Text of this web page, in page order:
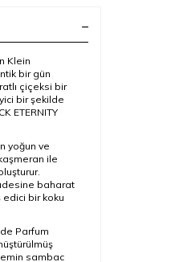
Klein
bir gün
çiçeksi bir
bir şekilde
ETERNITY
yoğun ve
ile
baharat
bir koku
de Parfum
sambac